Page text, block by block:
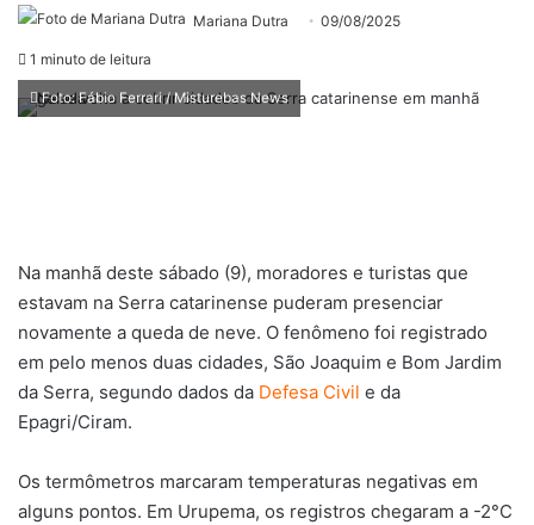
Mariana Dutra 09/08/2025
1 minuto de leitura
Foto: Fábio Ferrari / Misturebas News
Na manhã deste sábado (9), moradores e turistas que
estavam na Serra catarinense puderam presenciar
novamente a queda de neve. O fenômeno foi registrado
em pelo menos duas cidades, São Joaquim e Bom Jardim
da Serra, segundo dados da Defesa Civil e da
Epagri/Ciram.
Os termômetros marcaram temperaturas negativas em
alguns pontos. Em Urupema, os registros chegaram a -2°C